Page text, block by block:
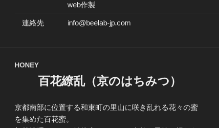
web作製
連絡先 info@beelab-jp.com
HONEY
百花繚乱（京のはちみつ）
京都南部に位置する和束町の里山に咲き乱れる花々の蜜
を集めた百花蜜。